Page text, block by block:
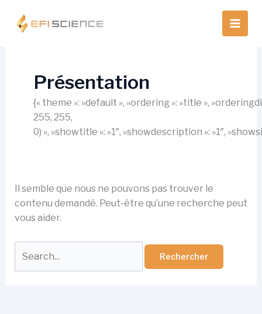
contenu
Présentation
{« theme »: »default », »ordering »: »title »,
255, 255,
0) », »showtitle »: »1″, »showdescription »: »1″,
Il semble que nous ne pouvons pas trouver le
contenu demandé. Peut-être qu’une recherche peut
vous aider.